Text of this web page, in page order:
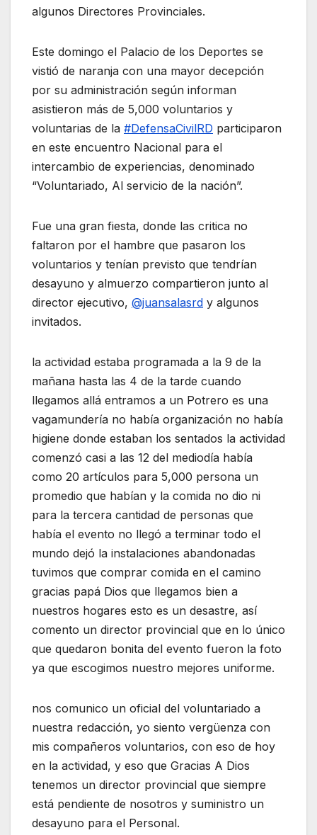
algunos Directores Provinciales.
Este domingo el Palacio de los Deportes se
vistió de naranja con una mayor decepción
por su administración según informan
asistieron más de 5,000 voluntarios y
voluntarias de la #DefensaCivilRD participaron
en este encuentro Nacional para el
intercambio de experiencias, denominado
“Voluntariado, Al servicio de la nación”.
Fue una gran fiesta, donde las critica no
faltaron por el hambre que pasaron los
voluntarios y tenían previsto que tendrían
desayuno y almuerzo compartieron junto al
director ejecutivo, @juansalasrd y algunos
invitados.
la actividad estaba programada a la 9 de la
mañana hasta las 4 de la tarde cuando
llegamos allá entramos a un Potrero es una
vagamundería no había organización no había
higiene donde estaban los sentados la actividad
comenzó casi a las 12 del mediodía había
como 20 artículos para 5,000 persona un
promedio que habían y la comida no dio ni
para la tercera cantidad de personas que
había el evento no llegó a terminar todo el
mundo dejó la instalaciones abandonadas
tuvimos que comprar comida en el camino
gracias papá Dios que llegamos bien a
nuestros hogares esto es un desastre, así
comento un director provincial que en lo único
que quedaron bonita del evento fueron la foto
ya que escogimos nuestro mejores uniforme.
nos comunico un oficial del voluntariado a
nuestra redacción, yo siento vergüenza con
mis compañeros voluntarios, con eso de hoy
en la actividad, y eso que Gracias A Dios
tenemos un director provincial que siempre
está pendiente de nosotros y suministro un
desayuno para el Personal.